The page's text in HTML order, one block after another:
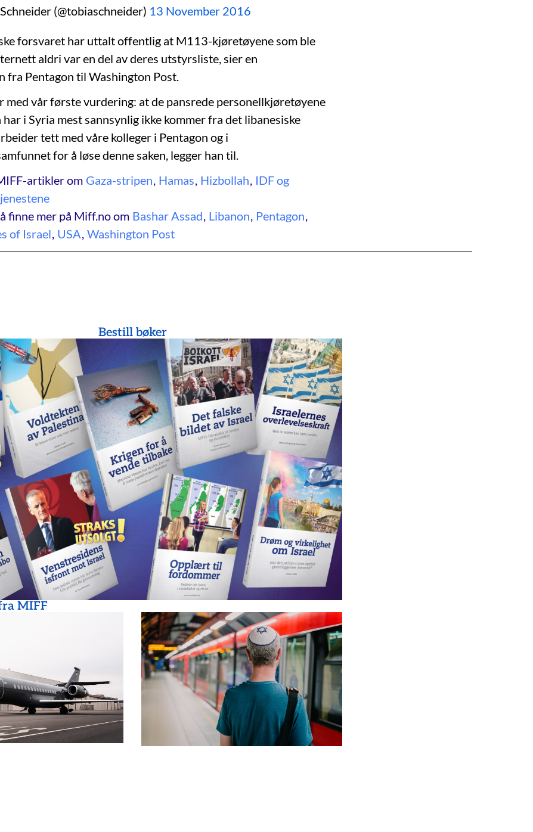
(@tobiaschneider) 13 November 2016
forsvaret har uttalt offentlig at M113-kjøretøyene som ble
aldri var en del av deres utstyrsliste, sier en
fra Pentagon til Washington Post.
med vår første vurdering: at de pansrede personellkjøretøyene
i Syria mest sannsynlig ikke kommer fra det libanesiske
tett med våre kolleger i Pentagon og i
for å løse denne saken, legger han til.
artikler om Gaza-stripen, Hamas, Hizbollah, IDF og
finne mer på Miff.no om Bashar Assad, Libanon, Pentagon,
of Israel, USA, Washington Post
Bestill bøker
MIFF